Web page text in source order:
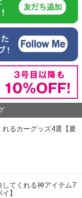
るカーグッズ4選【夏
てくれる神アイテム7
】